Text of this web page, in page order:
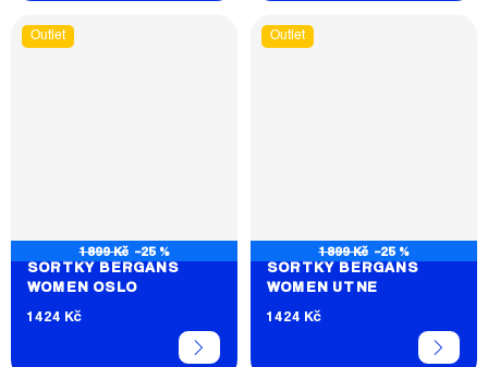
Outlet
1 899 Kč –25 %
ŠORTKY BERGANS
WOMEN OSLO
1 424 Kč
Outlet
1 899 Kč –25 %
ŠORTKY BERGANS
WOMEN UTNE
1 424 Kč